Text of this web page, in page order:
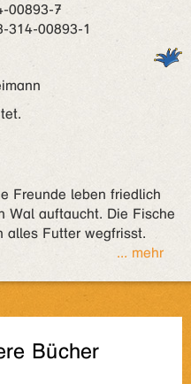
00893-7
314-00893-1
Freunde leben friedlich
Wal auftaucht. Die Fische
alles Futter wegfrisst.
... mehr
Bücher